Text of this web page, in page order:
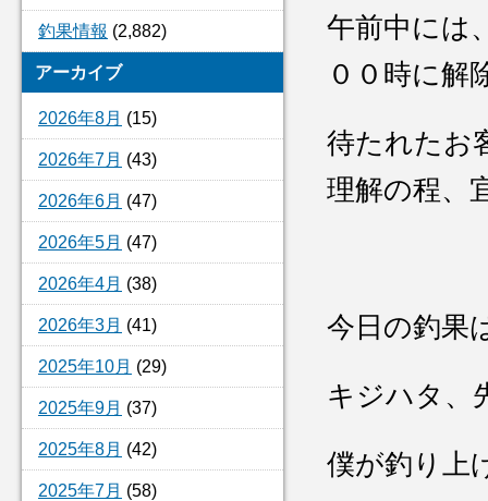
釣果情報 (2,882)
アーカイブ
2026年8月 (15)
2026年7月 (43)
2026年6月 (47)
2026年5月 (47)
2026年4月 (38)
2026年3月 (41)
2025年10月 (29)
2025年9月 (37)
2025年8月 (42)
2025年7月 (58)
午前中には
００時に解
待たれたお
理解の程、
今日の釣果
キジハタ、
僕が釣り上